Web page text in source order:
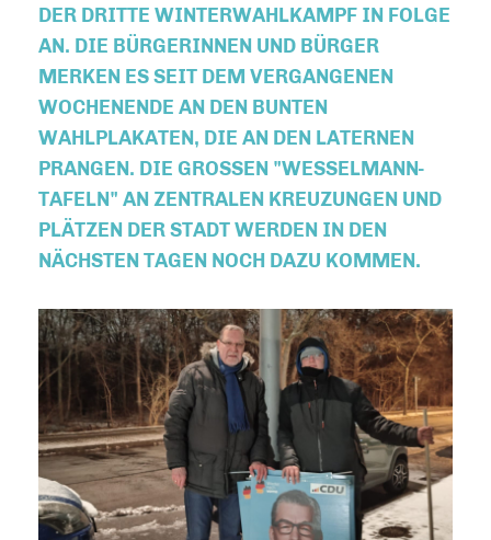
DER DRITTE WINTERWAHLKAMPF IN FOLGE
AN. DIE BÜRGERINNEN UND BÜRGER
MERKEN ES SEIT DEM VERGANGENEN
WOCHENENDE AN DEN BUNTEN
WAHLPLAKATEN, DIE AN DEN LATERNEN
PRANGEN. DIE GROSSEN "WESSELMANN-T
AFELN" AN ZENTRALEN KREUZUNGEN UND P
LÄTZEN DER STADT WERDEN IN DEN N
ÄCHSTEN TAGEN NOCH DAZU KOMMEN.